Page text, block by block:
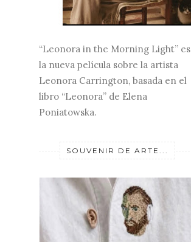
“Leonora in the Morning Light” es
la nueva película sobre la artista
Leonora Carrington, basada en el
libro “Leonora” de Elena
Poniatowska.
SOUVENIR DE ARTE...